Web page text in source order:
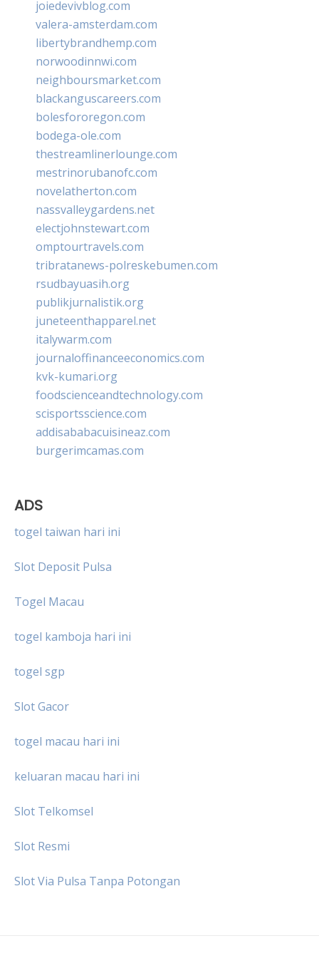
joiedevivblog.com
valera-amsterdam.com
libertybrandhemp.com
norwoodinnwi.com
neighboursmarket.com
blackanguscareers.com
bolesfororegon.com
bodega-ole.com
thestreamlinerlounge.com
mestrinorubanofc.com
novelatherton.com
nassvalleygardens.net
electjohnstewart.com
omptourtravels.com
tribratanews-polreskebumen.com
rsudbayuasih.org
publikjurnalistik.org
juneteenthapparel.net
italywarm.com
journaloffinanceeconomics.com
kvk-kumari.org
foodscienceandtechnology.com
scisportsscience.com
addisababacuisineaz.com
burgerimcamas.com
ADS
togel taiwan hari ini
Slot Deposit Pulsa
Togel Macau
togel kamboja hari ini
togel sgp
Slot Gacor
togel macau hari ini
keluaran macau hari ini
Slot Telkomsel
Slot Resmi
Slot Via Pulsa Tanpa Potongan